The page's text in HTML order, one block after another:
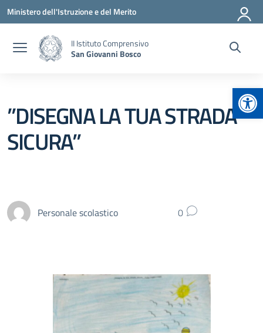
Vai ai contenuti
Vai al menu di navigazione
Vai al footer
Ministero dell'Istruzione e del Merito
II Istituto Comprensivo
San Giovanni Bosco
’’DISEGNA LA TUA STRADA
SICURA’’
Personale scolastico 0